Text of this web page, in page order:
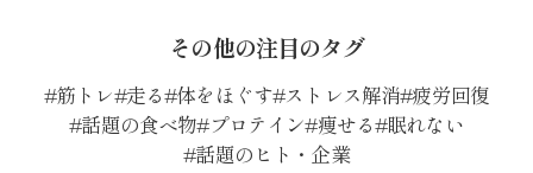
その他の注目のタグ
筋トレ 走る 体をほぐす ストレス解消 疲労回復
話題の食べ物 プロテイン 痩せる 眠れない
話題のヒト・企業